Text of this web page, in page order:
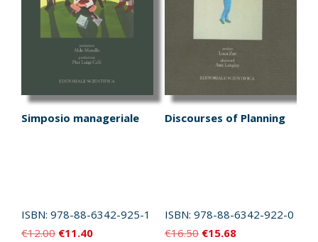
Simposio manageriale
ISBN: 978-88-6342-925-1
€12.00 Il
€11.40Il
Discourses of Planning
ISBN: 978-88-6342-922-0
€16.50 Il
€15.68Il